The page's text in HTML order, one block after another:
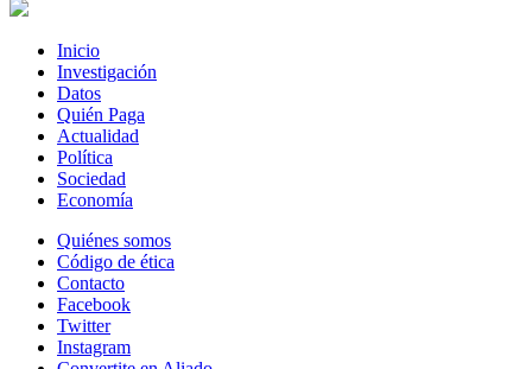
Inicio
Investigación
Datos
Quién Paga
Actualidad
Política
Sociedad
Economía
Quiénes somos
Código de ética
Contacto
Facebook
Twitter
Instagram